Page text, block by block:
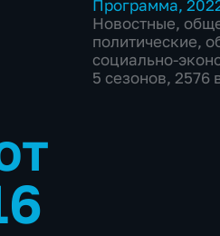
Программа,
Новостные,
политические,
социально-
5 сезонов, 2576